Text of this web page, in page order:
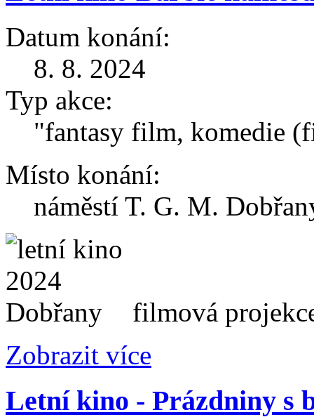
Datum konání:
8. 8. 2024
Typ akce:
"fantasy film, komedie
Místo konání:
náměstí T. G. M.
filmová
Zobrazit více
Letní kino - Prázdniny s